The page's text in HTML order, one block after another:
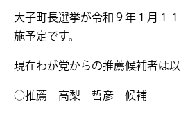
大子町長選挙が令和９年１月１
施予定です。
現在わが党からの推薦候補者は以
○推薦 高梨 哲彦 候補